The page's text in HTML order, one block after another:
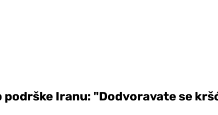
Iranu: "Dodvoravate se